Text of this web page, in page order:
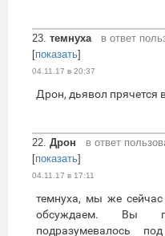
23. темнуха в ответ
[показать]
04.11.17 в 20:37
Дрон, дьявол прячется
22. Дрон в ответ
[показать]
04.11.17 в 17:11
темнуха, мы же сейчас
обсуждаем. Вы
подразумевалось